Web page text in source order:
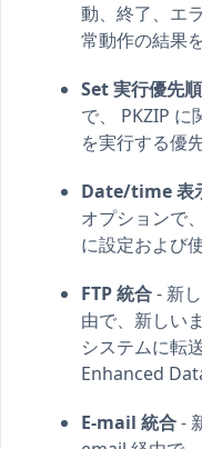
動、終了、エ
常動作の結果
Set 実行優先
で、 PKZIP に
を実行する優
Date/time 表
オプションで、
に設定および
FTP 統合- 新
由で、新しい
システムに転
Enhanced
E-mail 統合-